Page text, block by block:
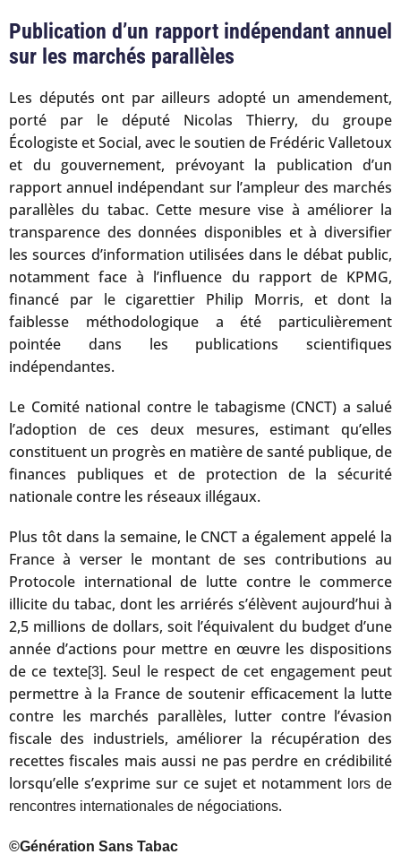
Publication d’un rapport indépendant annuel
sur les marchés parallèles
Les députés ont par ailleurs adopté un amendement,
porté par le député Nicolas Thierry, du groupe
Écologiste et Social, avec le soutien de Frédéric Valletoux
et du gouvernement, prévoyant la publication d’un
rapport annuel indépendant sur l’ampleur des marchés
parallèles du tabac. Cette mesure vise à améliorer la
transparence des données disponibles et à diversifier
les sources d’information utilisées dans le débat public,
notamment face à l’influence du rapport de KPMG,
financé par le cigarettier Philip Morris, et dont la
faiblesse méthodologique a été particulièrement
pointée dans les publications scientifiques
indépendantes.
Le Comité national contre le tabagisme (CNCT) a salué
l’adoption de ces deux mesures, estimant qu’elles
constituent un progrès en matière de santé publique, de
finances publiques et de protection de la sécurité
nationale contre les réseaux illégaux.
Plus tôt dans la semaine, le CNCT a également appelé la
France à verser le montant de ses contributions au
Protocole international de lutte contre le commerce
illicite du tabac, dont les arriérés s’élèvent aujourd’hui à
2,5 millions de dollars, soit l’équivalent du budget d’une
année d’actions pour mettre en œuvre les dispositions
de ce texte[3]. Seul le respect de cet engagement peut
permettre à la France de soutenir efficacement la lutte
contre les marchés parallèles, lutter contre l’évasion
fiscale des industriels, améliorer la récupération des
recettes fiscales mais aussi ne pas perdre en crédibilité
lorsqu’elle s’exprime sur ce sujet et notamment lors de
rencontres internationales de négociations.
©Génération Sans Tabac